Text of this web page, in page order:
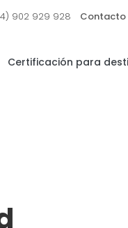
902 929 928 Contacto
Certificación para